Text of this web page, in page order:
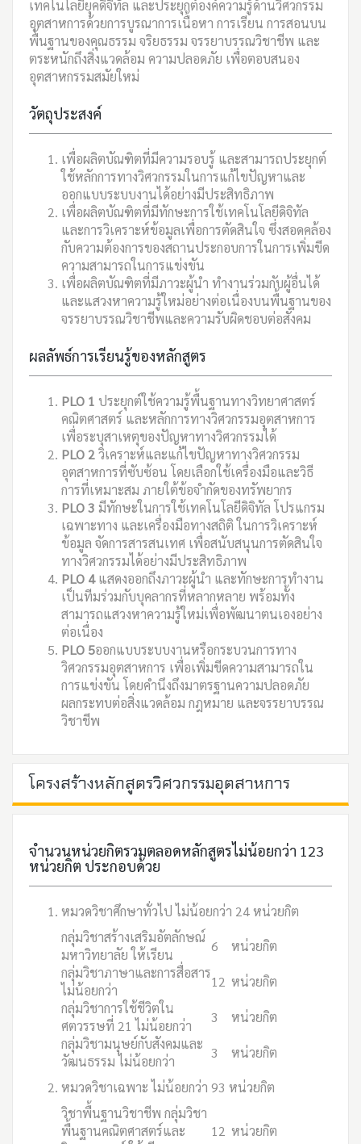
เทคโนโลยียุคดิจิทัล และประยุกต์องค์ความรู้ด้านวิศวกรรม
อุตสาหการด้วยการบูรณาการเนื้อหา การเรียน การสอนบน
พื้นฐานของคุณธรรม จริยธรรม จรรยาบรรณวิชาชีพ และ
ตระหนักถึงสิ่งแวดล้อม ความปลอดภัย เพื่อตอบสนอง
อุตสาหกรรมสมัยใหม่
วัตถุประสงค์
เพื่อผลิตบัณฑิตที่มีความรอบรู้ และสามารถประยุกต์
ใช้หลักการทางวิศวกรรมในการแก้ไขปัญหาและ
ออกแบบระบบงานได้อย่างมีประสิทธิภาพ
เพื่อผลิตบัณฑิตที่มีทักษะการใช้เทคโนโลยีดิจิทัล
และการวิเคราะห์ข้อมูลเพื่อการตัดสินใจ ซึ่งสอดคล้อง
กับความต้องการของสถานประกอบการในการเพิ่มขีด
ความสามารถในการแข่งขัน
เพื่อผลิตบัณฑิตที่มีภาวะผู้นำ ทำงานร่วมกับผู้อื่นได้
และแสวงหาความรู้ใหม่อย่างต่อเนื่องบนพื้นฐานของ
จรรยาบรรณวิชาชีพและความรับผิดชอบต่อสังคม
ผลลัพธ์การเรียนรู้ของหลักสูตร
PLO 1 ประยุกต์ใช้ความรู้พื้นฐานทางวิทยาศาสตร์
คณิตศาสตร์ และหลักการทางวิศวกรรมอุตสาหการ
เพื่อระบุสาเหตุของปัญหาทางวิศวกรรมได้
PLO 2วิเคราะห์และแก้ไขปัญหาทางวิศวกรรม
อุตสาหการที่ซับซ้อน โดยเลือกใช้เครื่องมือและวิธี
การที่เหมาะสม ภายใต้ข้อจำกัดของทรัพยากร
PLO 3 มีทักษะในการใช้เทคโนโลยีดิจิทัล โปรแกรม
เฉพาะทาง และเครื่องมือทางสถิติ ในการวิเคราะห์
ข้อมูล จัดการสารสนเทศ เพื่อสนับสนุนการตัดสินใจ
ทางวิศวกรรมได้อย่างมีประสิทธิภาพ
PLO 4แสดงออกถึงภาวะผู้นำ และทักษะการทำงาน
เป็นทีมร่วมกับบุคลากรที่หลากหลาย พร้อมทั้ง
สามารถแสวงหาความรู้ใหม่เพื่อพัฒนาตนเองอย่าง
ต่อเนื่อง
PLO 5ออกแบบระบบงานหรือกระบวนการทาง
วิศวกรรมอุตสาหการ เพื่อเพิ่มขีดความสามารถใน
การแข่งขัน โดยคำนึงถึงมาตรฐานความปลอดภัย
ผลกระทบต่อสิ่งแวดล้อม กฎหมาย และจรรยาบรรณ
วิชาชีพ
โครงสร้างหลักสูตรวิศวกรรมอุตสาหการ
จำนวนหน่วยกิตรวมตลอดหลักสูตรไม่น้อยกว่า 123
หน่วยกิต ประกอบด้วย
หมวดวิชาศึกษาทั่วไป ไม่น้อยกว่า 24 หน่วยกิต
กลุ่มวิชาสร้างเสริมอัตลักษณ์
มหาวิทยาลัย ให้เรียน
6
หน่วยกิต
กลุ่มวิชาภาษาและการสื่อสาร
ไม่น้อยกว่า
12 หน่วยกิต
กลุ่มวิชาการใช้ชีวิตใน
ศตวรรษที่ 21 ไม่น้อยกว่า
3
หน่วยกิต
กลุ่มวิชามนุษย์กับสังคมและ
วัฒนธรรม ไม่น้อยกว่า
3 หน่วยกิต
หมวดวิชาเฉพาะ ไม่น้อยกว่า 93 หน่วยกิต
วิชาพื้นฐานวิชาชีพ กลุ่มวิชา
พื้นฐานคณิตศาสตร์และ
12 หน่วยกิต